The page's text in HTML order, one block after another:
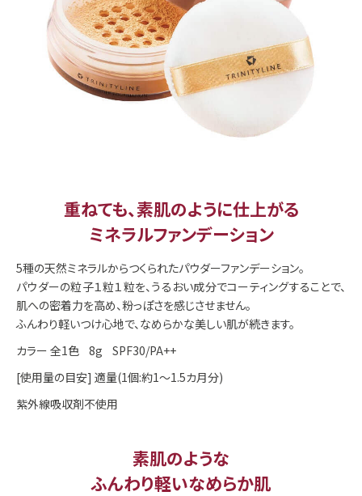
重ねても、素肌のように仕上がる
ミネラルファンデーション
5種の天然ミネラルからつくられたパウダーファンデーション。
パウダーの粒子１粒１粒を、うるおい成分でコーティングすることで、
肌への密着力を高め、粉っぽさを感じさせません。
ふんわり軽いつけ心地で、なめらかな美しい肌が続きます。
カラー 全1色 8g SPF30/PA++
[使用量の目安] 適量(1個:約1～1.5カ月分)
紫外線吸収剤不使用
素肌のような
ふんわり軽いなめらか肌